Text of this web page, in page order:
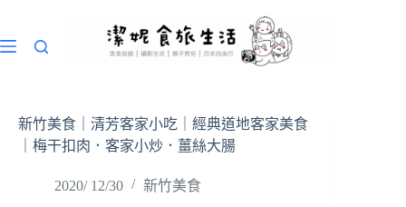
主
新竹美食｜清芳客家小吃｜經典道地客家美食
｜梅干扣肉．客家小炒．薑絲大腸
2020/ 12/30 新竹美食